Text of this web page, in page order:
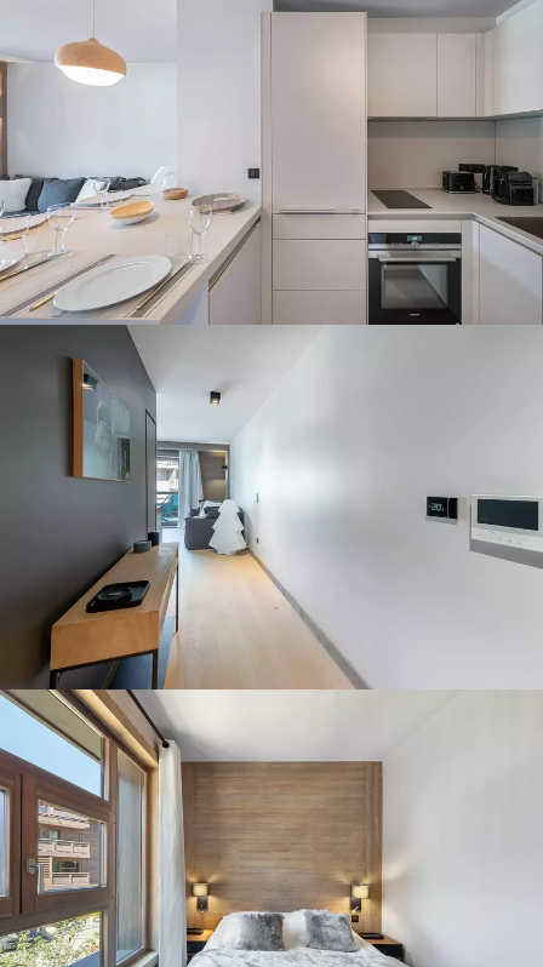
Panorama 2026
Etude annuelle de l'immobilier de montagne par Cimalpes
En savoir plus
Où trouver les plus beaux spots de ski hors-piste dans les Alpes
françaises ?
Vous attendez les chutes de neige comme d'autres guettent le lever
du soleil ? Vous snobez les pistes damées pour leur préférer les
grands espaces vierges de traces ? Vous faites sans doute partie de
ces adeptes du ski hors-piste. Découvrez notre sélection de secteurs
mythiques où la poudreuse se mérite - et se savoure.